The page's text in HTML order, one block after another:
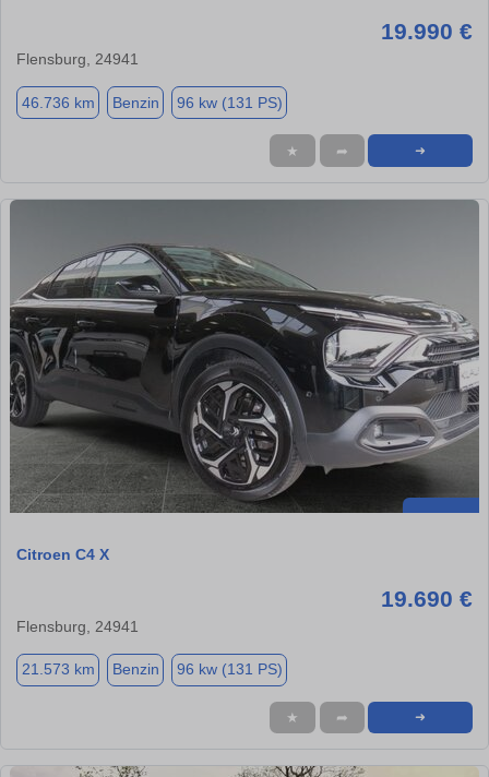
19.990 €
Flensburg, 24941
46.736 km Benzin 96 kw (131 PS)
★ ➦ ➜
Citroen C4 X
19.690 €
Flensburg, 24941
21.573 km Benzin 96 kw (131 PS)
★ ➦ ➜